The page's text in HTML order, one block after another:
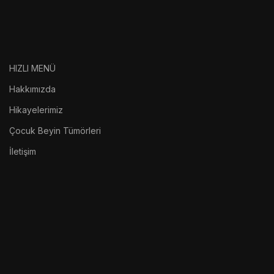
HIZLI MENÜ
Hakkımızda
Hikayelerimiz
Çocuk Beyin Tümörleri
İletişim